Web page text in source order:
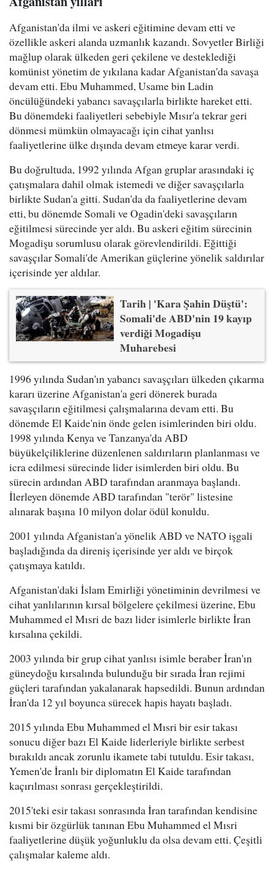
Afganistan'da ilmi ve askeri eğitimine devam etti ve
özellikle askeri alanda uzmanlık kazandı. Sovyetler Birliği
mağlup olarak ülkeden geri çekilene ve desteklediği
komünist yönetim de yıkılana kadar Afganistan'da savaşa
devam etti. Ebu Muhammed, Usame bin Ladin
öncülüğündeki yabancı savaşçılarla birlikte hareket etti.
Bu dönemdeki faaliyetleri sebebiyle Mısır'a tekrar geri
dönmesi mümkün olmayacağı için cihat yanlısı
faaliyetlerine ülke dışında devam etmeye karar verdi.
Bu doğrultuda, 1992 yılında Afgan gruplar arasındaki iç
çatışmalara dahil olmak istemedi ve diğer savaşçılarla
birlikte Sudan'a gitti. Sudan'da da faaliyetlerine devam
etti, bu dönemde Somali ve Ogadin'deki savaşçıların
eğitilmesi sürecinde yer aldı. Bu askeri eğitim sürecinin
Mogadişu sorumlusu olarak görevlendirildi. Eğittiği
savaşçılar Somali'de Amerikan güçlerine yönelik saldırılar
içerisinde yer aldılar.
Tarih | 'Kara Şahin Düştü':
Somali'de ABD'nin 19 kayıp
verdiği Mogadişu
Muharebesi
1996 yılında Sudan'ın yabancı savaşçıları ülkeden çıkarma
kararı üzerine Afganistan'a geri dönerek burada
savaşçıların eğitilmesi çalışmalarına devam etti. Bu
dönemde El Kaide'nin önde gelen isimlerinden biri oldu.
1998 yılında Kenya ve Tanzanya'da ABD
büyükelçiliklerine düzenlenen saldırıların planlanması ve
icra edilmesi sürecinde lider isimlerden biri oldu. Bu
sürecin ardından ABD tarafından aranmaya başlandı.
İlerleyen dönemde ABD tarafından "terör" listesine
alınarak başına 10 milyon dolar ödül konuldu.
2001 yılında Afganistan'a yönelik ABD ve NATO işgali
başladığında da direniş içerisinde yer aldı ve birçok
çatışmaya katıldı.
Afganistan'daki İslam Emirliği yönetiminin devrilmesi ve
cihat yanlılarının kırsal bölgelere çekilmesi üzerine, Ebu
Muhammed el Mısri de bazı lider isimlerle birlikte İran
kırsalına çekildi.
2003 yılında bir grup cihat yanlısı isimle beraber İran'ın
güneydoğu kırsalında bulunduğu bir sırada İran rejimi
güçleri tarafından yakalanarak hapsedildi. Bunun ardından
İran'da 12 yıl boyunca sürecek hapis hayatı başladı.
2015 yılında Ebu Muhammed el Mısri bir esir takası
sonucu diğer bazı El Kaide liderleriyle birlikte serbest
bırakıldı ancak zorunlu ikamete tabi tutuldu. Esir takası,
Yemen'de İranlı bir diplomatın El Kaide tarafından
kaçırılması sonrası gerçekleştirildi.
2015'teki esir takası sonrasında İran tarafından kendisine
kısmi bir özgürlük tanınan Ebu Muhammed el Mısri
faaliyetlerine düşük yoğunluklu da olsa devam etti. Çeşitli
çalışmalar kaleme aldı.